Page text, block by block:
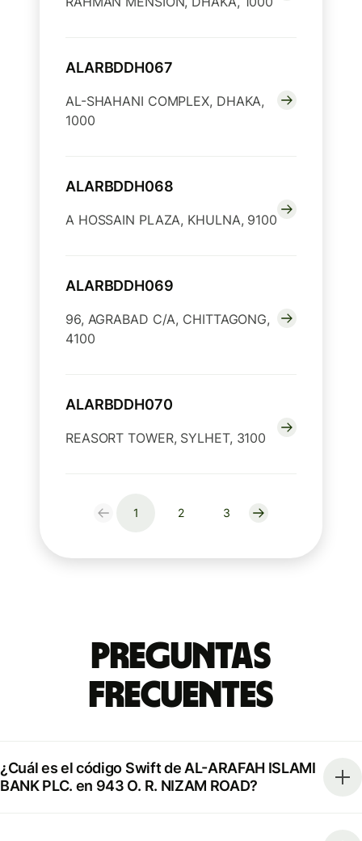
ALARBDDH067
AL-SHAHANI COMPLEX, DHAKA,
1000
ALARBDDH068
A HOSSAIN PLAZA, KHULNA, 9100
ALARBDDH069
96, AGRABAD C/A, CHITTAGONG,
4100
ALARBDDH070
REASORT TOWER, SYLHET, 3100
1 2 3
Preguntas
Frecuentes
¿Cuál es el código Swift de AL-ARAFAH ISLAMI
BANK PLC. en 943 O. R. NIZAM ROAD?